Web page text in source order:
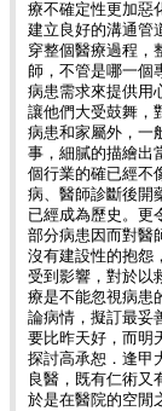
療不確定性更加惡
建立良好的溝通管
穿整個醫療過程，
師，不管是哪一個
病患需求來提供用
讓他們大受鼓舞，
病患和家屬外，一
事，細膩的描繪出
個行業的確已經不
病、醫師診斷後開
已經成為歷史。更
部分病患因而對醫
沒有建設性的抱怨
受到影響，對於以
療是不能忽視病患
論病情，擬訂最妥
要比昨天好，而明
探討高承恕．逢甲
良醫，既有仁術又
於是在醫院的空閒